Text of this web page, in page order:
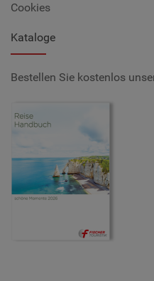
Cookies
Kataloge
Bestellen Sie kostenlos